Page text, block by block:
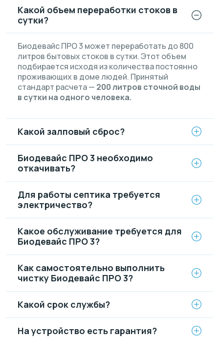
Какой объем переработки стоков в
сутки?
Биодевайс ПРО 3 может переработать до 800
литров бытовых стоков в сутки. Этот объем
подбирается исходя из количества постоянно
проживающих в доме людей. Принятый
стандарт расчета — 200 литров сточной воды
в сутки на одного человека.
Какой залповый сброс?
Биодевайс ПРО 3 необходимо
откачивать?
Для работы септика требуется
электричество?
Какое обслуживание требуется для
Биодевайс ПРО 3?
Как самостоятельно выполнить
чистку Биодевайс ПРО 3?
Какой срок службы?
На устройство есть гарантия?